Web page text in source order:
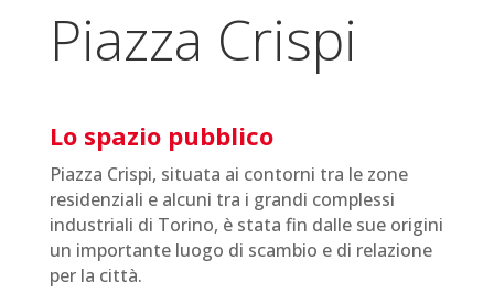
Piazza Crispi
Lo spazio pubblico
Piazza Crispi, situata ai contorni tra le zone
residenziali e alcuni tra i grandi complessi
industriali di Torino, è stata fin dalle sue origini
un importante luogo di scambio e di relazione
per la città.